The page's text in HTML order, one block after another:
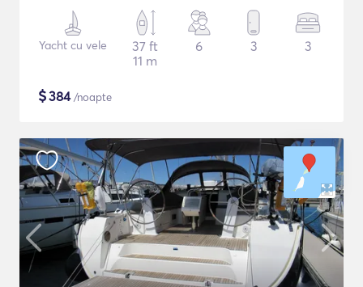
Yacht cu vele
37 ft
11 m
6 3 3
$384/noapte